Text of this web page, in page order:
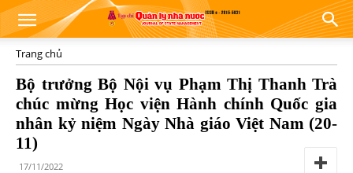
Trang chủ
Bộ trưởng Bộ Nội vụ Phạm Thị Thanh Trà
chúc mừng Học viện Hành chính Quốc gia
nhân kỷ niệm Ngày Nhà giáo Việt Nam (20-
11)
17/11/2022